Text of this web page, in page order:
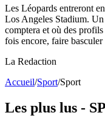
Les Léopards entreront
Los Angeles Stadium.
comptera et où des
fois encore, faire
La Redaction
Accueil/Sport/Sport
Les plus lus -